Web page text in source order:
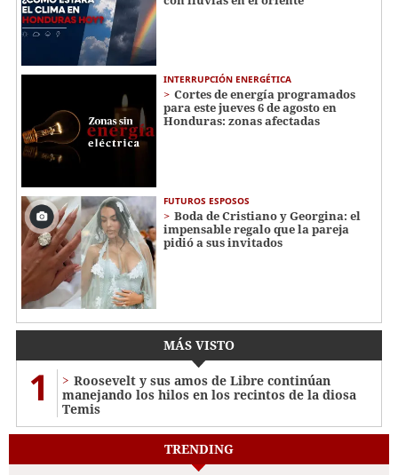
INTERRUPCIÓN ENERGÉTICA
Cortes de energía programados
para este jueves 6 de agosto en
Honduras: zonas afectadas
FUTUROS ESPOSOS
Boda de Cristiano y Georgina: el
impensable regalo que la pareja
pidió a sus invitados
MÁS VISTO
1
Roosevelt y sus amos de Libre continúan
manejando los hilos en los recintos de la diosa
Temis
TRENDING